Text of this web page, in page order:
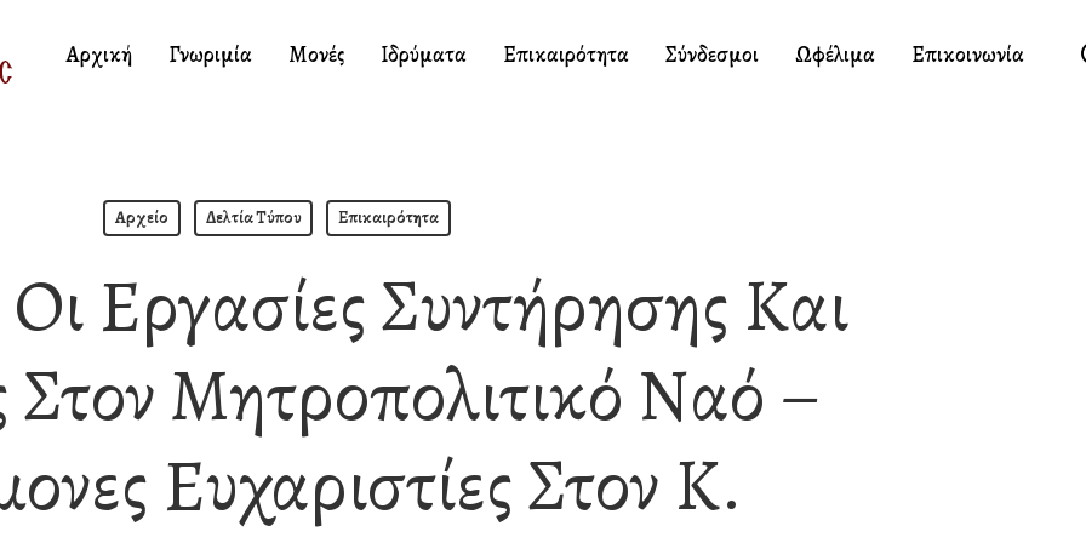
Αρχική Γνωριμία Μονές Ιδρύματα Επικαιρότητα Σύνδεσμοι Ωφέλιμα Επικοινωνία
Αρχείο Δελτία Τύπου Επικαιρότητα
Εργασίες Συντήρησης Και
Στον Μητροπολιτικό Ναό –
Ευχαριστίες Στον Κ.